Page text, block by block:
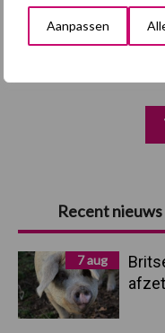
Aanpassen
Primaire
Sidebar
Recent nieuws
7 aug
varkenspest